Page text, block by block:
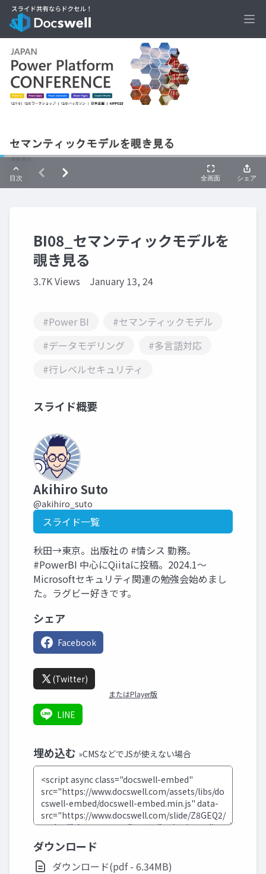
BI08_セマンティックモデルを
覗き見る
3.7K Views January 13, 24
#Power BI
#セマンティックモデル
#データモデリング
#多言語対応
#行レベルセキュリティ
スライド概要
Akihiro Suto
@akihiro_suto
スライド一覧
秋田→東京。出版社の #情シス 勤務。
#PowerBI 中心にQiitaに投稿。2024.1〜
Microsoftセキュリティ関連の勉強会始めまし
た。ラグビー好きです。
シェア
Facebook
(Twitter)
またはPlayer版
LINE
埋め込む »CMSなどでJSが使えない場合
ダウンロード
ダウンロード(pdf - 6.34MB)